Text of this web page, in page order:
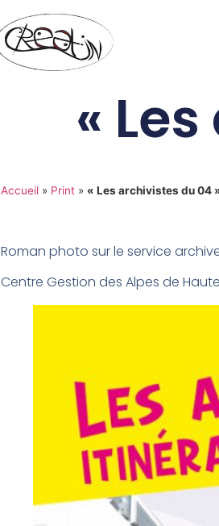
«
Accueil » Print » « Les archivistes du 04
Roman photo sur le service
Centre Gestion des Alpes de